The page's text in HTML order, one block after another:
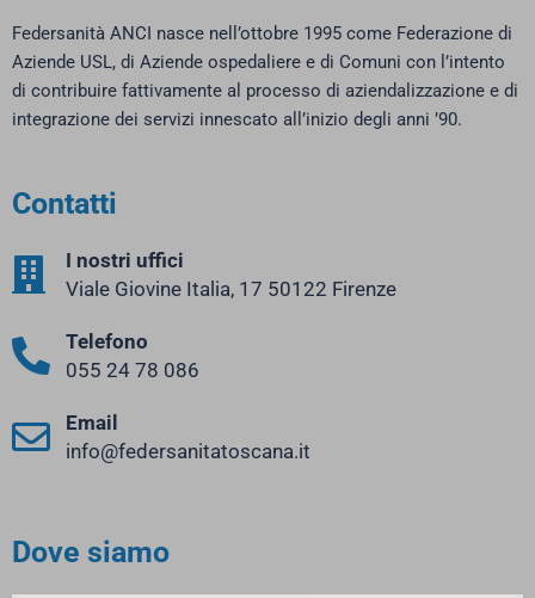
Federsanità ANCI nasce nell’ottobre 1995 come Federazione di
Aziende USL, di Aziende ospedaliere e di Comuni con l’intento
di contribuire fattivamente al processo di aziendalizzazione e di
integrazione dei servizi innescato all’inizio degli anni ’90.
Contatti
I nostri uffici
Viale Giovine Italia, 17 50122 Firenze
Telefono
055 24 78 086
Email
info@federsanitatoscana.it
Dove siamo